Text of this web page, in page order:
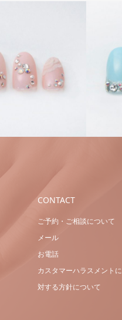
ル
ハンドネイ
CONTACT
ご予約・ご相談について
メール
お電話
カスタマーハラスメントに
対する方針について